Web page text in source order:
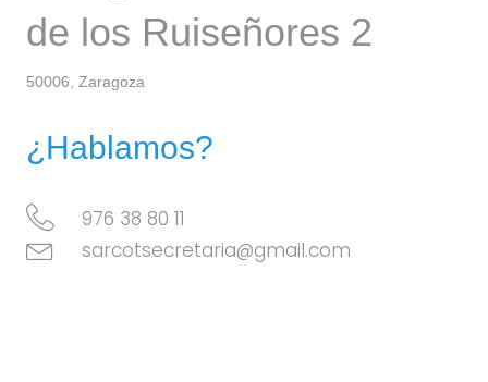
de los Ruiseñores 2
50006, Zaragoza
¿Hablamos?
976 38 80 11
sarcotsecretaria@gmail.com